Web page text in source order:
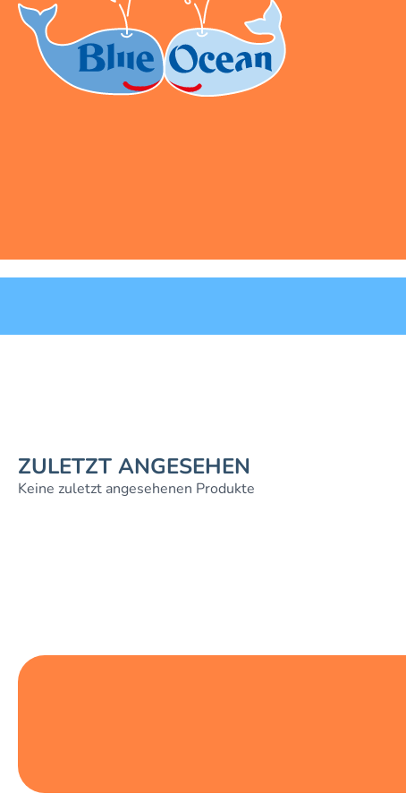
ZULETZT ANGESEHEN
Keine zuletzt angesehenen Produkte